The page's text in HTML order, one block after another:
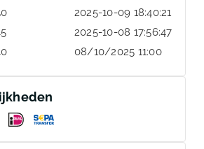
2025-10-09 18:40:21
2025-10-08 17:56:47
08/10/2025 11:00